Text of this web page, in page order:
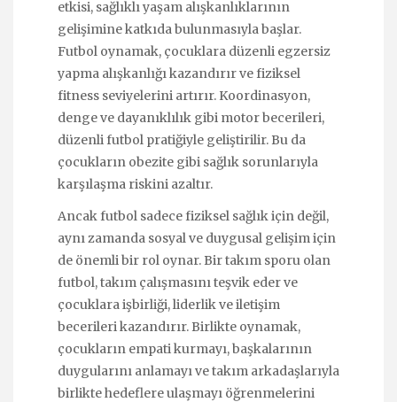
etkisi, sağlıklı yaşam alışkanlıklarının
gelişimine katkıda bulunmasıyla başlar.
Futbol oynamak, çocuklara düzenli egzersiz
yapma alışkanlığı kazandırır ve fiziksel
fitness seviyelerini artırır. Koordinasyon,
denge ve dayanıklılık gibi motor becerileri,
düzenli futbol pratiğiyle geliştirilir. Bu da
çocukların obezite gibi sağlık sorunlarıyla
karşılaşma riskini azaltır.
Ancak futbol sadece fiziksel sağlık için değil,
aynı zamanda sosyal ve duygusal gelişim için
de önemli bir rol oynar. Bir takım sporu olan
futbol, takım çalışmasını teşvik eder ve
çocuklara işbirliği, liderlik ve iletişim
becerileri kazandırır. Birlikte oynamak,
çocukların empati kurmayı, başkalarının
duygularını anlamayı ve takım arkadaşlarıyla
birlikte hedeflere ulaşmayı öğrenmelerini